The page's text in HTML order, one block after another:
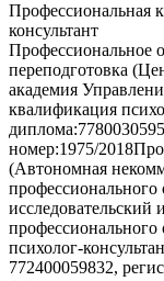
Профессиональная
консультант
Профессиональное
переподготовка
академия
квалификация
номер:1975/
(Автономная
исследовательский
психолог-
772400059832,